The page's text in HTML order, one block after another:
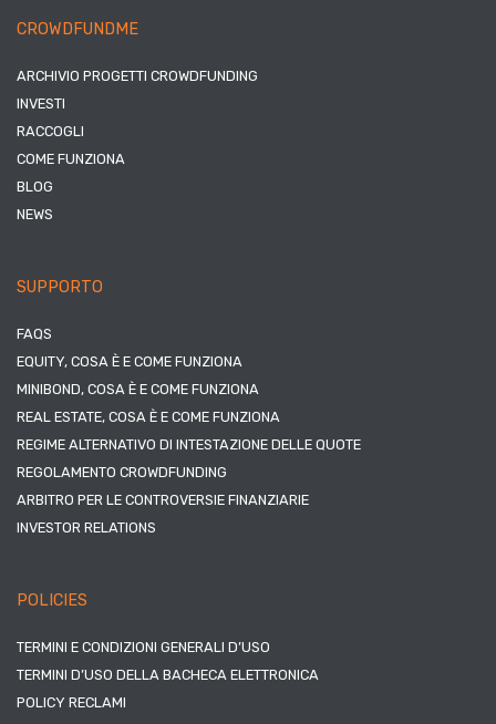
CROWDFUNDME
ARCHIVIO PROGETTI CROWDFUNDING
INVESTI
RACCOGLI
COME FUNZIONA
BLOG
NEWS
SUPPORTO
FAQS
EQUITY, COSA È E COME FUNZIONA
MINIBOND, COSA È E COME FUNZIONA
REAL ESTATE, COSA È E COME FUNZIONA
REGIME ALTERNATIVO DI INTESTAZIONE DELLE QUOTE
REGOLAMENTO CROWDFUNDING
ARBITRO PER LE CONTROVERSIE FINANZIARIE
INVESTOR RELATIONS
POLICIES
TERMINI E CONDIZIONI GENERALI D’USO
TERMINI D’USO DELLA BACHECA ELETTRONICA
POLICY RECLAMI